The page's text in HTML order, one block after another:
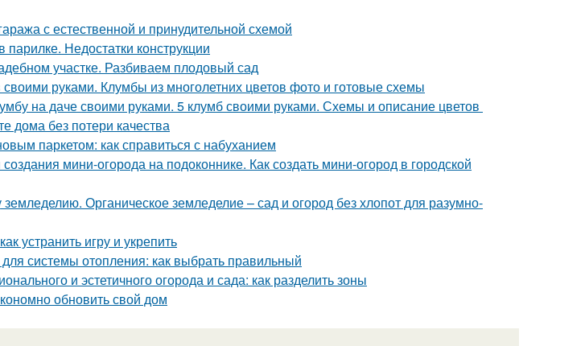
с естественной и принудительной схемой
Недостатки конструкции
участке. Разбиваем плодовый сад
своими руками. Клумбы из многолетних цветов фото и готовые схемы
на даче своими руками. 5 клумб своими руками. Схемы и описание цветов
дома без потери качества
паркетом: как справиться с набуханием
мини-огорода на подоконнике. Как создать мини-огород в городской
Органическое земледелие – сад и огород без хлопот для разумно-
устранить игру и укрепить
системы отопления: как выбрать правильный
и эстетичного огорода и сада: как разделить зоны
обновить свой дом